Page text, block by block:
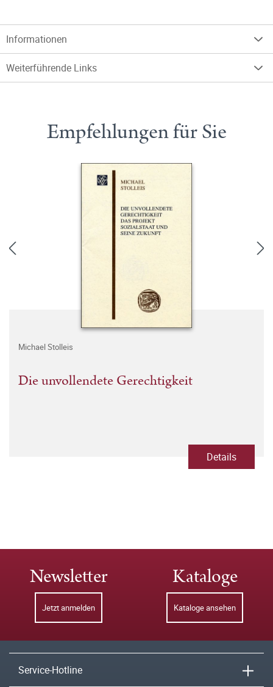
Informationen
Weiterführende Links
Empfehlungen für Sie
Michael Stolleis
Die unvollendete Gerechtigkeit
Details
Newsletter
Jetzt anmelden
Kataloge
Kataloge ansehen
Service-Hotline